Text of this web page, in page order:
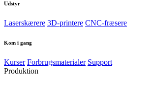
Udstyr
Laserskærere 3D-printere CNC-fræsere
Kom i gang
Kurser Forbrugsmaterialer Support
Produktion